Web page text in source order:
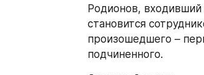
Родионов, входивший
становится
произошедшего –
подчиненного.